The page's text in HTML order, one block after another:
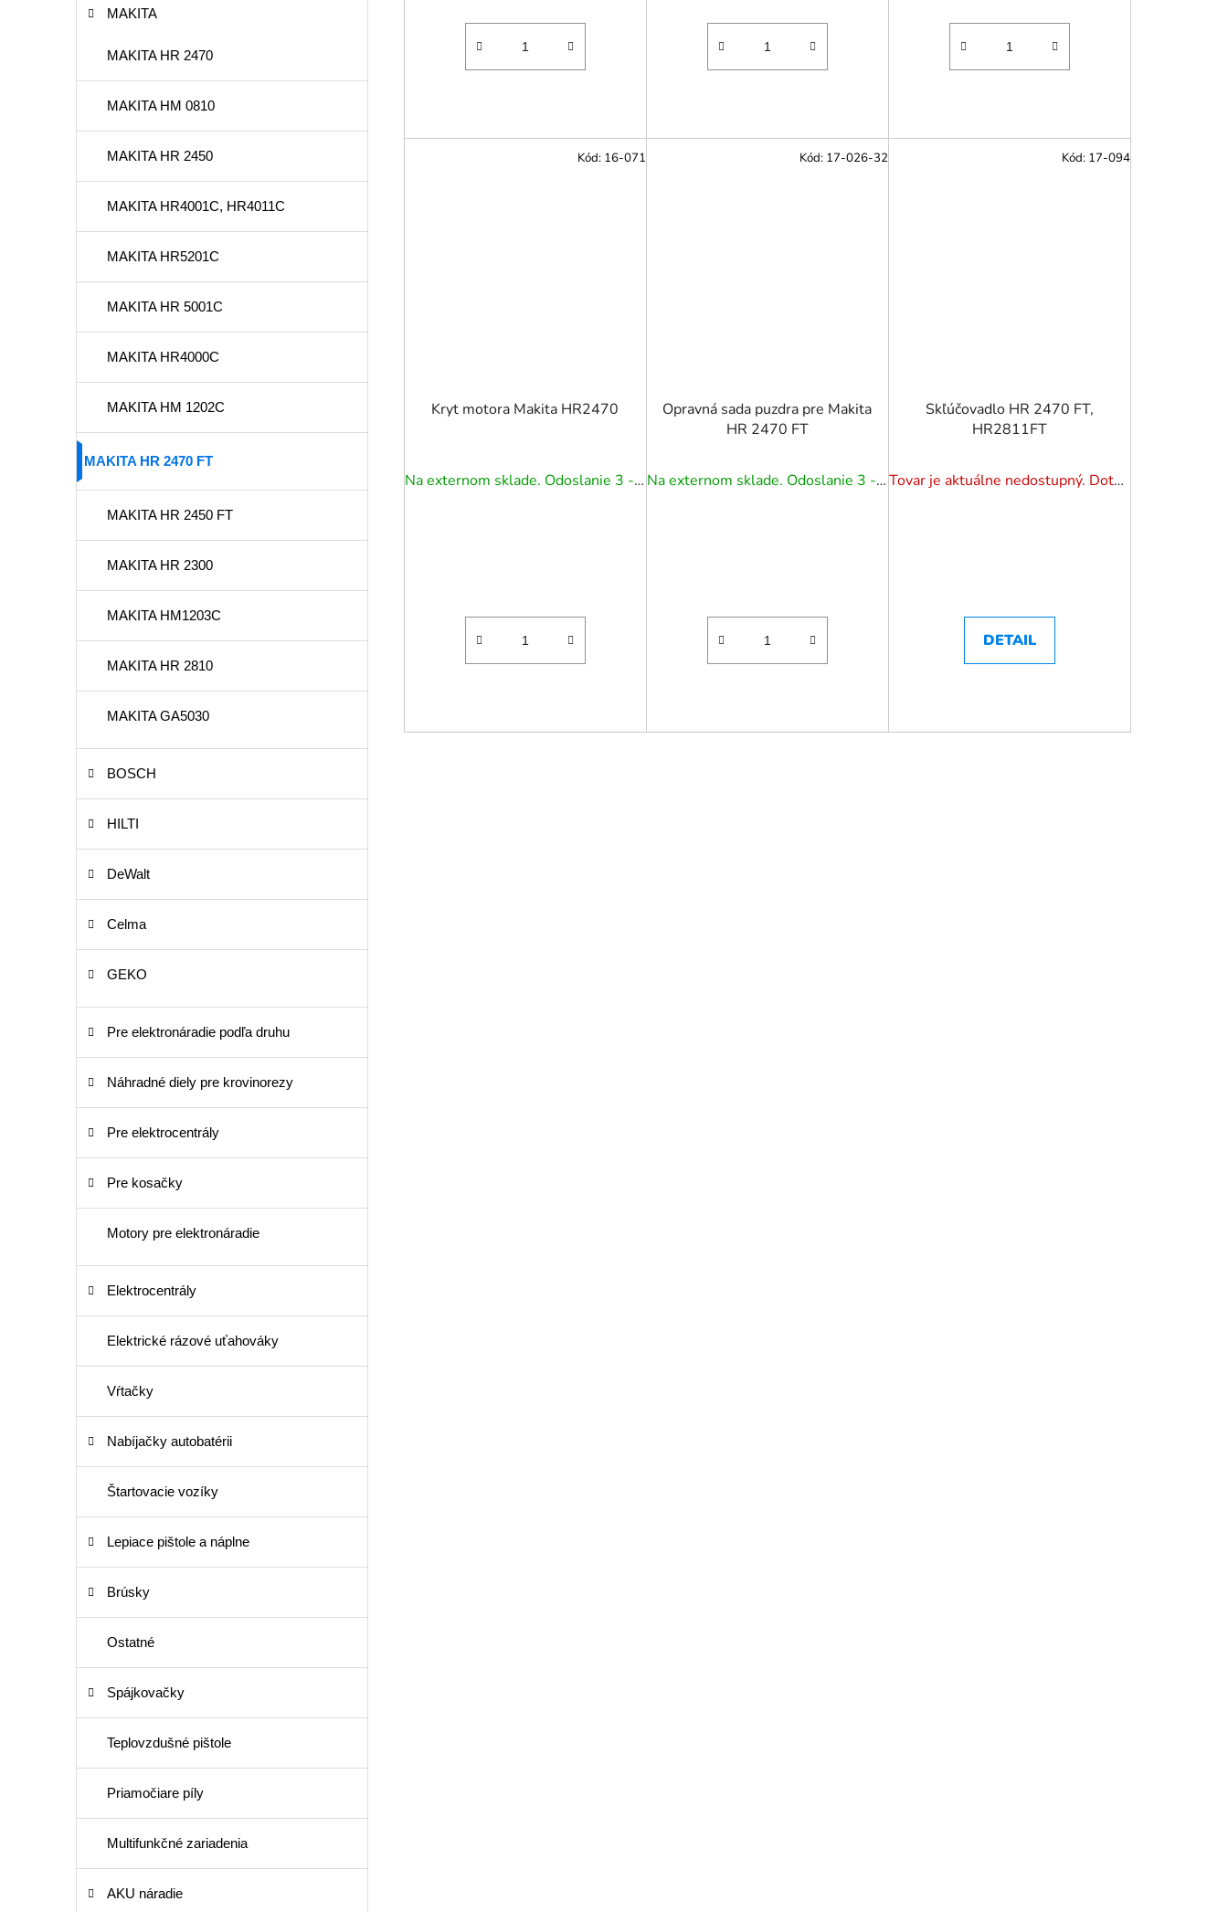
MAKITA
MAKITA HR 2470
MAKITA HM 0810
MAKITA HR 2450
MAKITA HR4001C, HR4011C
MAKITA HR5201C
MAKITA HR 5001C
MAKITA HR4000C
MAKITA HM 1202C
MAKITA HR 2470 FT
MAKITA HR 2450 FT
MAKITA HR 2300
MAKITA HM1203C
MAKITA HR 2810
MAKITA GA5030
BOSCH
HILTI
DeWalt
Celma
GEKO
Pre elektronáradie podľa druhu
Náhradné diely pre krovinorezy
Pre elektrocentrály
Pre kosačky
Motory pre elektronáradie
Elektrocentrály
Elektrické rázové uťahováky
Vŕtačky
Nabíjačky autobatérii
Štartovacie vozíky
Lepiace pištole a náplne
Brúsky
Ostatné
Spájkovačky
Teplovzdušné pištole
Priamočiare píly
Multifunkčné zariadenia
AKU náradie
Kryt motora Makita HR2470
Na externom sklade. Odoslanie 3 - 5 prac. dní.
Kód: 16-071
Opravná sada puzdra pre Makita
HR 2470 FT
Na externom sklade. Odoslanie 3 - 5 prac. dní.
Kód: 17-026-32
Skľúčovadlo HR 2470 FT,
HR2811FT
Tovar je aktuálne nedostupný. Dotazuj dostupnosť.
DETAIL
Kód: 17-094